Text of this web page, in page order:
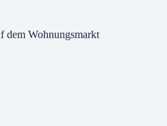
dem Wohnungsmarkt